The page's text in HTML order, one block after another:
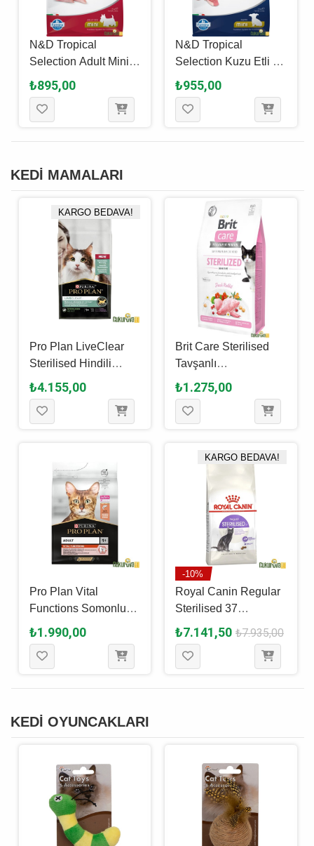
N&D Tropical
Selection Adult Mini
Tavuklu Ve Tropikal
Meyveli Yetişkin
Köpek Maması 1.5 Kg
₺895,00
N&D Tropical
Selection Kuzu Etli Ve
Tropikal Meyveli
Yavru Köpek Maması
1.5 Kg
₺955,00
KEDİ MAMALARI
KARGO BEDAVA!
Pro Plan LiveClear
Sterilised Hindili
Kısırlaştırılmış Kedi
Maması 7 Kg
₺4.155,00
Pro Plan Vital
Functions Somonlu
Ve Pirinçli Yetişkin
Kedi Maması 3 Kg
₺1.990,00
Brit Care Sterilised
Tavşanlı
Kısırlaştırılmış Kedi
Maması 2 Kg
₺1.275,00
-10%
KARGO BEDAVA!
Royal Canin Regular
Sterilised 37
Kısırlaştırılmış Kedi
Maması 15 Kg
₺7.141,50 ₺7.935,00
KEDİ OYUNCAKLARI